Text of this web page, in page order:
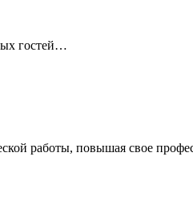
гостей…
работы, повышая свое